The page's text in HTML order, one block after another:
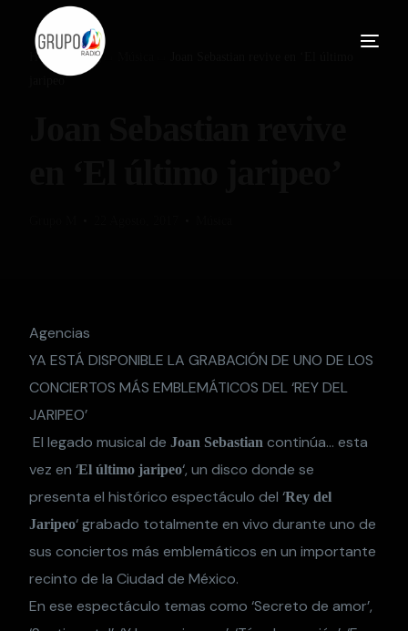
Home Blog
jaripeo’
Agencias
YA ESTÁ DISPONIBLE LA GRABACIÓN DE UNO DE LOS
CONCIERTOS MÁS EMBLEMÁTICOS DEL ‘REY DEL
JARIPEO’
El legado musical deJoan Sebastian continúa… esta
vez en ‘El último jaripeo‘, un disco donde se
presenta el histórico espectáculo del ‘Rey del
Jaripeo‘ grabado totalmente en vivo durante uno de
sus conciertos más emblemáticos en un importante
recinto de la Ciudad de México.
En ese espectáculo temas como ‘Secreto de amor’,